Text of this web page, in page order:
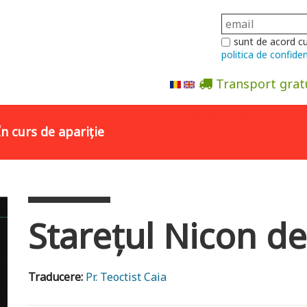
sunt de acord
politica de
Transport
curs de apariție
Starețul Nicon
Traducere: Pr. Teoctist Caia